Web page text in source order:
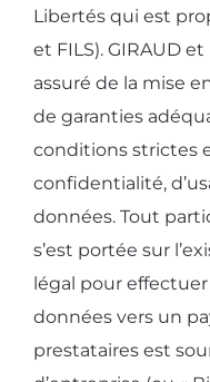
Libertés qui est
et FILS). GIRAUD
assuré de la mise
de garanties
conditions strictes
confidentialité,
données. Tout
s’est portée sur
légal pour
données vers un
prestataires est